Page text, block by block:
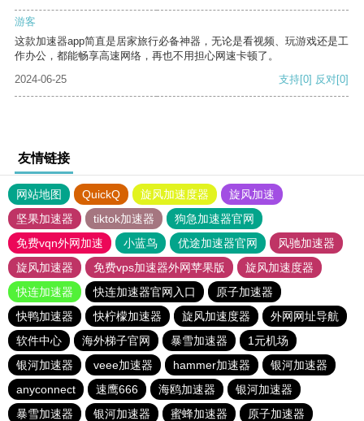
游客
这款加速器app简直是居家旅行必备神器，无论是看视频、玩游戏还是工
作办公，都能畅享高速网络，再也不用担心网速卡顿了。
2024-06-25
支持[0] 反对[0]
友情链接
网站地图 QuickQ 旋风加速度器
旋风加速
坚果加速器
tiktok加速器
狗急加速器官网
免费vqn外网加速
小蓝鸟 优途加速器官网
风驰加速器
旋风加速器
免费vps加速器外网苹果版
旋风加速度器
快连加速器
快连加速器官网入口
原子加速器
快鸭加速器
快柠檬加速器 旋风加速度器
外网网址导航
软件中心
海外梯子官网 暴雪加速器
1元机场
银河加速器
veee加速器 hammer加速器
银河加速器
anyconnect
速鹰666 海鸥加速器
银河加速器
暴雪加速器
银河加速器 蜜蜂加速器 原子加速器